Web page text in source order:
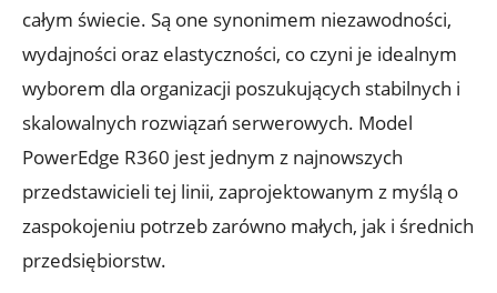
całym świecie. Są one synonimem niezawodności,
wydajności oraz elastyczności, co czyni je idealnym
wyborem dla organizacji poszukujących stabilnych i
skalowalnych rozwiązań serwerowych. Model
PowerEdge R360 jest jednym z najnowszych
przedstawicieli tej linii, zaprojektowanym z myślą o
zaspokojeniu potrzeb zarówno małych, jak i średnich
przedsiębiorstw.